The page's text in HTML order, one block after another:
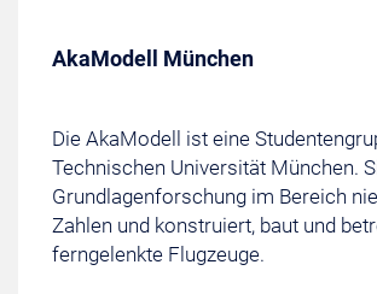
AkaModell München
Die AkaModell ist eine
Technischen Universität München.
Grundlagenforschung im Bereich
Zahlen und konstruiert, baut und
ferngelenkte Flugzeuge.